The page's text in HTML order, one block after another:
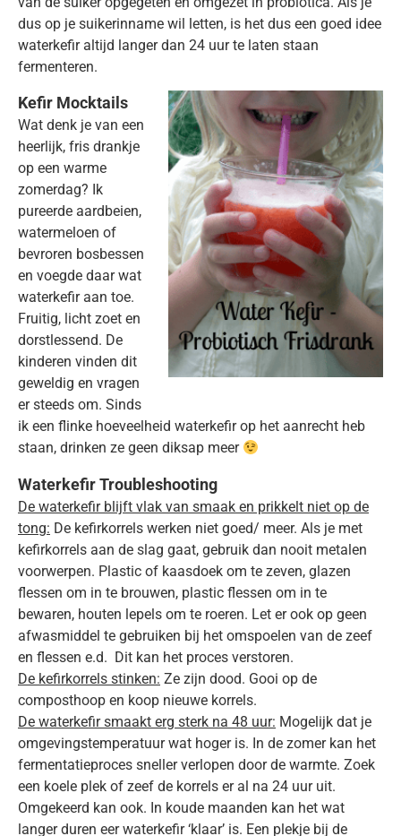
dus op je suikerinname wil letten, is het dus een goed idee
waterkefir altijd langer dan 24 uur te laten staan
fermenteren.
Kefir Mocktails
Wat denk je van een
heerlijk, fris drankje
op een warme
zomerdag? Ik
pureerde aardbeien,
watermeloen of
bevroren bosbessen
en voegde daar wat
waterkefir aan toe.
Fruitig, licht zoet en
dorstlessend. De
kinderen vinden dit
geweldig en vragen
er steeds om. Sinds
ik een flinke hoeveelheid waterkefir op het aanrecht heb
staan, drinken ze geen diksap meer
Waterkefir Troubleshooting
De waterkefir blijft vlak van smaak en prikkelt niet op de
tong: De kefirkorrels werken niet goed/ meer. Als je met
kefirkorrels aan de slag gaat, gebruik dan nooit metalen
voorwerpen. Plastic of kaasdoek om te zeven, glazen
flessen om in te brouwen, plastic flessen om in te
bewaren, houten lepels om te roeren. Let er ook op geen
afwasmiddel te gebruiken bij het omspoelen van de zeef
en flessen e.d. Dit kan het proces verstoren.
De kefirkorrels stinken: Ze zijn dood. Gooi op de
composthoop en koop nieuwe korrels.
De waterkefir smaakt erg sterk na 48 uur: Mogelijk dat je
omgevingstemperatuur wat hoger is. In de zomer kan het
fermentatieproces sneller verlopen door de warmte. Zoek
een koele plek of zeef de korrels er al na 24 uur uit.
Omgekeerd kan ook. In koude maanden kan het wat
langer duren eer waterkefir ‘klaar’ is. Een plekje bij de